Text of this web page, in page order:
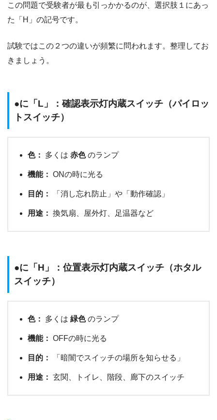
この問題で受験者が最も引っかかるのが、選択肢１にあっ
た「H」の記号です。
試験ではこの２つの違いが頻繁に問われます。整理してお
きましょう。
●に「L」：確認表示灯内蔵スイッチ（パイロッ
トスイッチ）
色： 多くは 赤色のランプ
機能： ONの時に光る
目的： 「消し忘れ防止」や「動作確認」
用途： 換気扇、屋外灯、足温器など
●に「H」：位置表示灯内蔵スイッチ（ホタル
スイッチ）
色： 多くは 緑色のランプ
機能： OFFの時に光る
目的： 「暗闇でスイッチの場所を知らせる」
用途： 玄関、トイレ、階段、廊下のスイッチ